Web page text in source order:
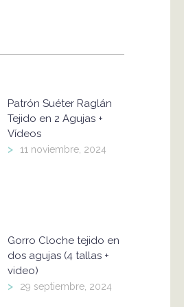
Patrón Suéter Raglán
Tejido en 2 Agujas +
Vídeos
> 11 noviembre, 2024
Gorro Cloche tejido en
dos agujas (4 tallas +
video)
> 29 septiembre, 2024